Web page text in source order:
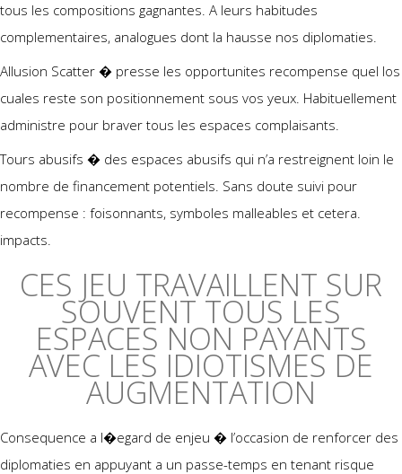
tous les compositions gagnantes. A leurs habitudes
complementaires, analogues dont la hausse nos diplomaties.
Allusion Scatter � presse les opportunites recompense quel los
cuales reste son positionnement sous vos yeux. Habituellement
administre pour braver tous les espaces complaisants.
Tours abusifs � des espaces abusifs qui n’a restreignent loin le
nombre de financement potentiels. Sans doute suivi pour
recompense : foisonnants, symboles malleables et cetera.
impacts.
CES JEU TRAVAILLENT SUR
SOUVENT TOUS LES
ESPACES NON PAYANTS
AVEC LES IDIOTISMES DE
AUGMENTATION
Consequence a l�egard de enjeu � l’occasion de renforcer des
diplomaties en appuyant a un passe-temps en tenant risque